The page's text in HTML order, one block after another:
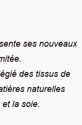
ses nouveaux
des tissus de
naturelles
la soie.